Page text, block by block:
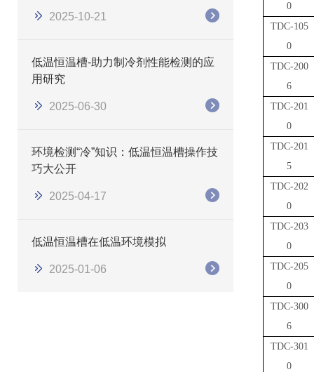
2025-10-21
低温恒温槽-助力制冷剂性能检测的应
用研究
2025-06-30
环境检测“冷”知识：低温恒温槽操作技
巧大公开
2025-04-17
低温恒温槽在低温环境模拟
2025-01-06
0
TDC-105
0
TDC-200
6
TDC-201
0
TDC-201
5
TDC-202
0
TDC-203
0
TDC-205
0
TDC-300
6
TDC-301
0